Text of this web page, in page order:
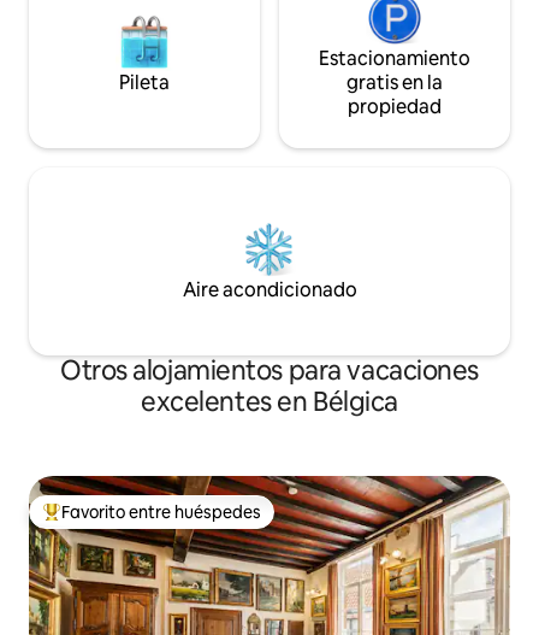
Pileta
Estacionamiento
gratis en la
propiedad
Aire acondicionado
Otros alojamientos para vacaciones
excelentes en Bélgica
Favorito entre los huéspedes más destacados
Favorito entre huéspedes